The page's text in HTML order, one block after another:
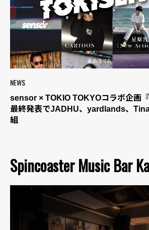
NEWS
sensor × TOKIO TOKYOコラボ企画
最終発表でJADHU、yardlands、
組
Spincoaster Music Bar